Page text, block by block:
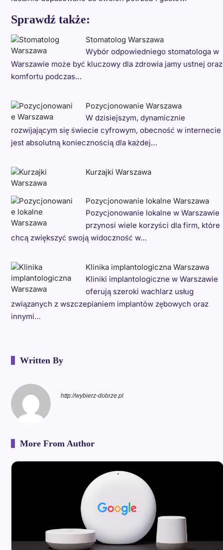
Sprawdź także:
Stomatolog Warszawa
Wybór odpowiedniego stomatologa w
Warszawie może być kluczowy dla zdrowia jamy ustnej oraz
komfortu podczas…
Pozycjonowanie Warszawa
W dzisiejszym, dynamicznie
rozwijającym się świecie cyfrowym, obecność w internecie
jest absolutną koniecznością dla każdej…
Kurzajki Warszawa
Pozycjonowanie lokalne Warszawa
Pozycjonowanie lokalne w Warszawie
przynosi wiele korzyści dla firm, które
chcą zwiększyć swoją widoczność w…
Klinika implantologiczna Warszawa
Kliniki implantologiczne w Warszawie
oferują szeroki wachlarz usług
związanych z wszczepianiem implantów zębowych oraz
innymi…
Written By
http://wybierz-dobrze.pl
More From Author